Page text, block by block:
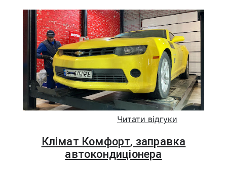
Читати відгуки
Клімат Комфорт, заправка
автокондиціонера